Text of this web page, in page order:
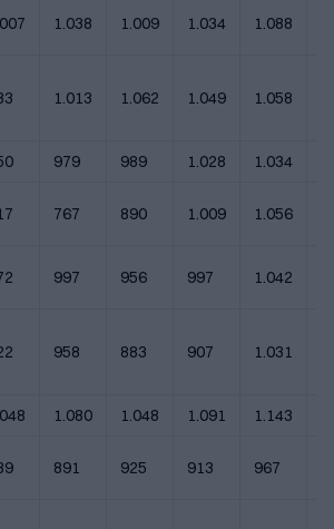
1.038 1.009 1.034 1.088
1.013 1.062 1.049 1.058
979 989 1.028 1.034
767 890 1.009 1.056
997 956 997 1.042
958 883 907 1.031
1.080 1.048 1.091 1.143
891 925 913 967